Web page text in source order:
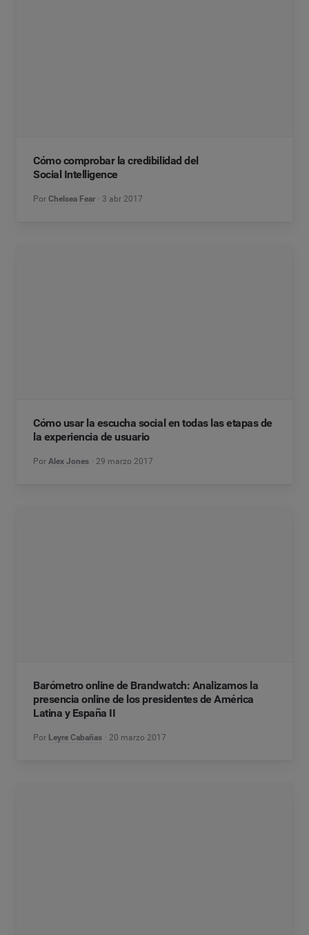
Cómo comprobar la credibilidad del
Social Intelligence
Por Chelsea Fear 3 abr 2017
Cómo usar la escucha social en todas las etapas de
la experiencia de usuario
Por Alex Jones 29 marzo 2017
Barómetro online de Brandwatch: Analizamos la
presencia online de los presidentes de América
Latina y España II
Por Leyre Cabañas 20 marzo 2017